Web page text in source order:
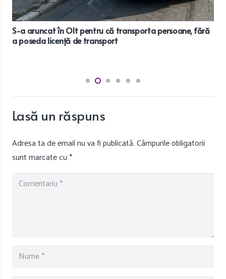
S-a aruncat în Olt pentru că transporta persoane, fără
a poseda licență de transport
Lasă un răspuns
Adresa ta de email nu va fi publicată.Câmpurile obligatorii
sunt marcate cu *